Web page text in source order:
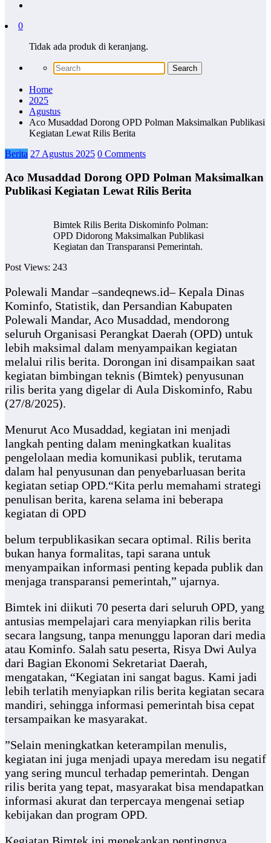
0
Tidak ada produk di keranjang.
Home
2025
Agustus
Aco Musaddad Dorong OPD Polman Maksimalkan Publikasi
Kegiatan Lewat Rilis Berita
Berita 27 Agustus 2025 0 Comments
Aco Musaddad Dorong OPD Polman Maksimalkan
Publikasi Kegiatan Lewat Rilis Berita
Bimtek Rilis Berita Diskominfo Polman:
OPD Didorong Maksimalkan Publikasi
Kegiatan dan Transparansi Pemerintah.
Post Views: 243
Polewali Mandar –sandeqnews.id– Kepala Dinas
Kominfo, Statistik, dan Persandian Kabupaten
Polewali Mandar, Aco Musaddad, mendorong
seluruh Organisasi Perangkat Daerah (OPD) untuk
lebih maksimal dalam menyampaikan kegiatan
melalui rilis berita. Dorongan ini disampaikan saat
kegiatan bimbingan teknis (Bimtek) penyusunan
rilis berita yang digelar di Aula Diskominfo, Rabu
(27/8/2025).
Menurut Aco Musaddad, kegiatan ini menjadi
langkah penting dalam meningkatkan kualitas
pengelolaan media komunikasi publik, terutama
dalam hal penyusunan dan penyebarluasan berita
kegiatan setiap OPD.“Kita perlu memahami strategi
penulisan berita, karena selama ini beberapa
kegiatan di OPD
belum terpublikasikan secara optimal. Rilis berita
bukan hanya formalitas, tapi sarana untuk
menyampaikan informasi penting kepada publik dan
menjaga transparansi pemerintah,” ujarnya.
Bimtek ini diikuti 70 peserta dari seluruh OPD, yang
antusias mempelajari cara menyiapkan rilis berita
secara langsung, tanpa menunggu laporan dari media
atau Kominfo. Salah satu peserta, Risya Dwi Aulya
dari Bagian Ekonomi Sekretariat Daerah,
mengatakan, “Kegiatan ini sangat bagus. Kami jadi
lebih terlatih menyiapkan rilis berita kegiatan secara
mandiri, sehingga informasi pemerintah bisa cepat
tersampaikan ke masyarakat.
”Selain meningkatkan keterampilan menulis,
kegiatan ini juga menjadi upaya meredam isu negatif
yang sering muncul terhadap pemerintah. Dengan
rilis berita yang tepat, masyarakat bisa mendapatkan
informasi akurat dan terpercaya mengenai setiap
kebijakan dan program OPD.